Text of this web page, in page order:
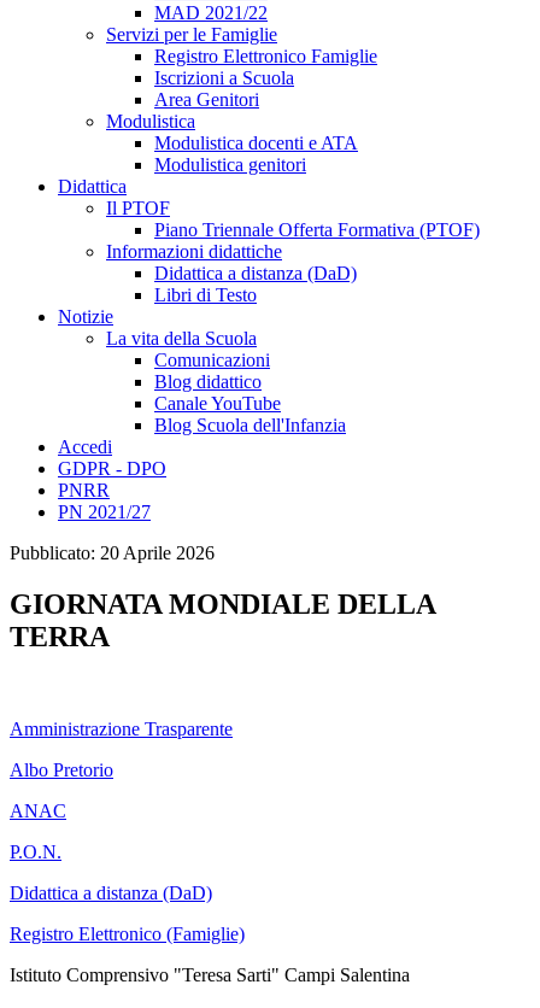
MAD 2021/22
Servizi per le Famiglie
Registro Elettronico Famiglie
Iscrizioni a Scuola
Area Genitori
Modulistica
Modulistica docenti e ATA
Modulistica genitori
Didattica
Il PTOF
Piano Triennale Offerta Formativa (PTOF)
Informazioni didattiche
Didattica a distanza (DaD)
Libri di Testo
Notizie
La vita della Scuola
Comunicazioni
Blog didattico
Canale YouTube
Blog Scuola dell'Infanzia
Accedi
GDPR - DPO
PNRR
PN 2021/27
Pubblicato: 20 Aprile 2026
GIORNATA MONDIALE DELLA
TERRA
Amministrazione Trasparente
Albo Pretorio
ANAC
P.O.N.
Didattica a distanza (DaD)
Registro Elettronico (Famiglie)
Istituto Comprensivo "Teresa Sarti" Campi Salentina